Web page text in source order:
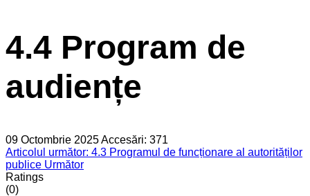
4.4 Program de
audiențe
09 Octombrie 2025Accesări: 371
Articolul următor: 4.3 Programul de funcționare al autorităților
publice Următor
Ratings
(0)